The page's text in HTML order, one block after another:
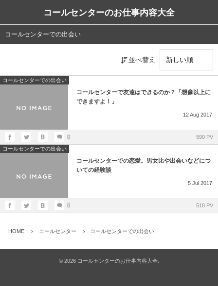
コールセンターのお仕事内容大全
コールセンターでの出会い
並べ替え
コールセンターでの出会い
コールセンターで友達はできるのか？「想像以上に
できますよ！」
12Aug 2017
0
590 PV
コールセンターでの出会い
コールセンターでの恋愛。男女比や出会いなどにつ
いての経験談
5 Jul 2017
0 518 PV
HOME コールセンター コールセンターでの出会い
© 2026 コールセンターのお仕事内容大全